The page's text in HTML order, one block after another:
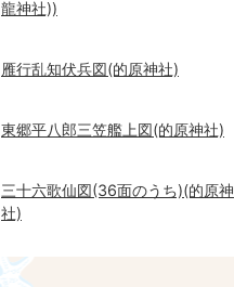
龍神社))
雁行乱知伏兵図(的原神社)
東郷平八郎三笠艦上図(的原神社)
三十六歌仙図(36面のうち)(的原神
社)